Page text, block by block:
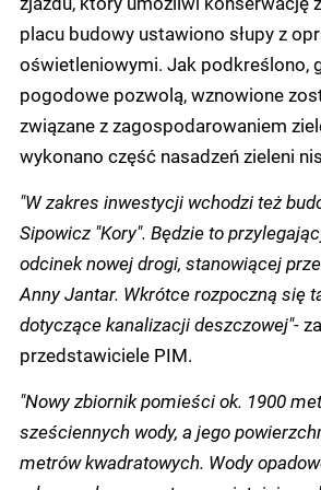
placu budowy ustawiono słupy z
oświetleniowymi. Jak podkreślono,
pogodowe pozwolą, wznowione
związane z zagospodarowaniem
wykonano część nasadzeń zieleni
"W zakres inwestycji wchodzi też
Sipowicz "Kory". Będzie to
odcinek nowej drogi, stanowiącej
Anny Jantar. Wkrótce rozpoczną się
dotyczące kanalizacji deszczowej"-
przedstawiciele PIM.
"Nowy zbiornik pomieści ok. 1900
sześciennych wody, a jego
metrów kwadratowych. Wody